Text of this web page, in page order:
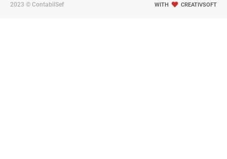
2023 © ContabilSef WITH CREATIVSOFT